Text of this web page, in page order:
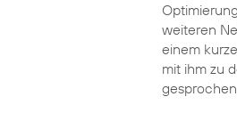
weiteren
einem
mit ihm zu